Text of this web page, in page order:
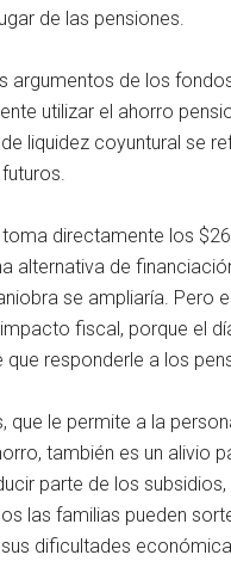
de las pensiones.
argumentos de los
utilizar el ahorro
liquidez coyuntural se
directamente los
alternativa de
se ampliaría. Pero
fiscal, porque el
que responderle a los
que le permite a la
también es un alivio
parte de los
las familias pueden
dificultades